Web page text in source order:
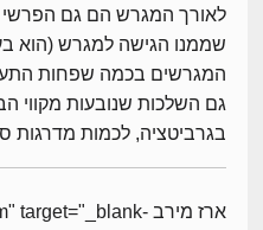
לאורך המגרש הם גם
שממנו הגישה למגרש (הוא
המגרשים בכמה שפחות
גם השלכות שנובעות מקווי
בגרביטציה, לכמות מדרגות